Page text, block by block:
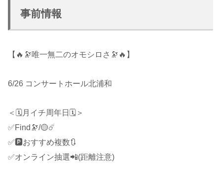
事前情報
【🔥🔭唯一無二のオモシロさ🔭🔥】
6/26 コンサートホール北浦和
＜🗓月イチ周年日🗓＞
✅Find🔭/🟡☄️
✅🅿️おすすめ複数🔃
✅オンライン抽選📲(距離注意)